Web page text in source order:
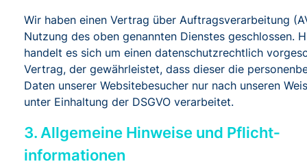
Wir haben einen Vertrag über Auftragsverarbeitung
Nutzung des oben genannten Dienstes geschlossen.
handelt es sich um einen datenschutzrechtlich
Vertrag, der gewährleistet, dass dieser die
Daten unserer Websitebesucher nur nach unseren
unter Einhaltung der DSGVO verarbeitet.
3. Allgemeine Hinweise und Pflicht­
informationen